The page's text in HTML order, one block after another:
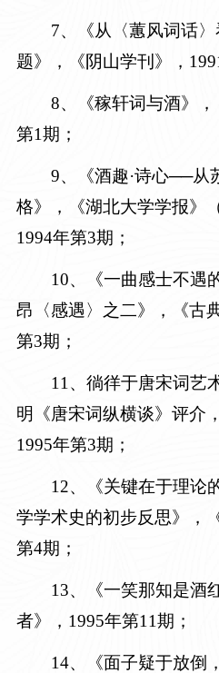
7、《从〈蕙风词话
题》，《阴山学刊》，
8、《稼轩词与酒》，
第1期 ；
9、《酒趣·诗心──从
格》，《湖北大学学报》
1994年第3期 ；
10、《一曲感士不
昂〈感遇〉之二》，《古
第3期 ；
1 1 、徜徉于唐宋词艺
明《唐宋词纵横谈》评介
1995年第3期 ；
12、《关键在于理论
学学术史的初步反思》，
第4期 ；
1 3、《一笑那知是酒
者》， 1995年第11期 ；
14、《面子疑于放